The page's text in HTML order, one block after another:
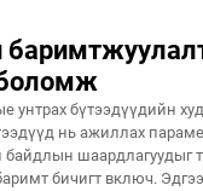
унтрах бүтээдүүдийн
нь ажиллах
байдлын шаардлагуудыг
бичигт включ.